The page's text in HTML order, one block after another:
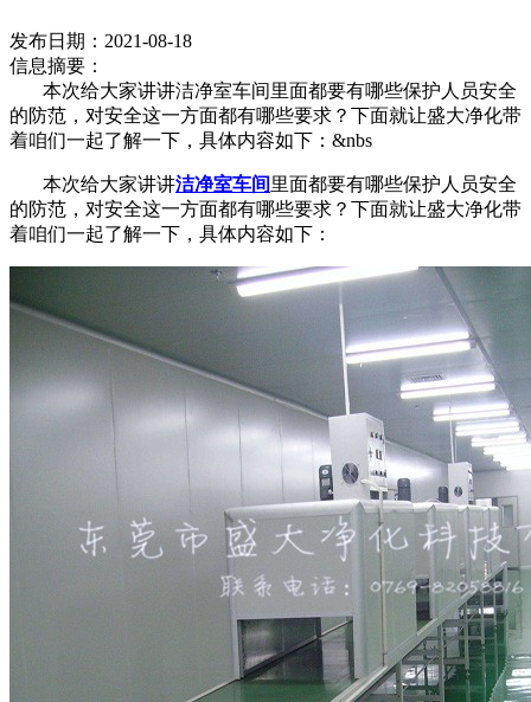
发布日期：2021-08-18
信息摘要：
本次给大家讲讲洁净室车间里面都要有哪些保护人员安全
的防范，对安全这一方面都有哪些要求？下面就让盛大净化带
着咱们一起了解一下，具体内容如下：&nbs
本次给大家讲讲洁净室车间里面都要有哪些保护人员安全
的防范，对安全这一方面都有哪些要求？下面就让盛大净化带
着咱们一起了解一下，具体内容如下：